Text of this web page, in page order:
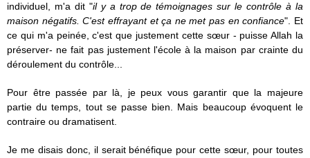
individuel, m'a dit "il y a trop de témoignages sur le contrôle à la
maison négatifs. C'est effrayant et ça ne met pas en confiance". Et
ce qui m'a peinée, c'est que justement cette sœur - puisse Allah la
préserver- ne fait pas justement l'école à la maison par crainte du
déroulement du contrôle...
Pour être passée par là, je peux vous garantir que la majeure
partie du temps, tout se passe bien. Mais beaucoup évoquent le
contraire ou dramatisent.
Je me disais donc, il serait bénéfique pour cette sœur, pour toutes